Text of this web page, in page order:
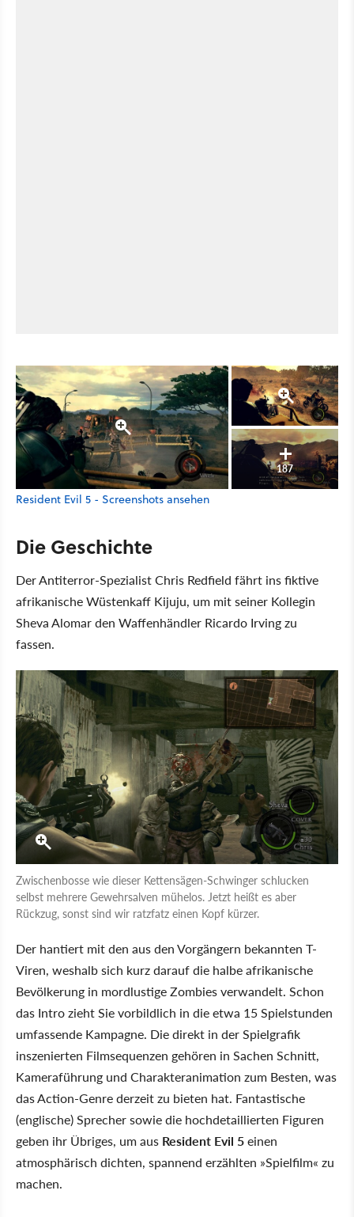
187
Resident Evil 5 - Screenshots ansehen
Die Geschichte
Der Antiterror-Spezialist Chris Redfield fährt ins fiktive
afrikanische Wüstenkaff Kijuju, um mit seiner Kollegin
Sheva Alomar den Waffenhändler Ricardo Irving zu
fassen.
Zwischenbosse wie dieser Kettensägen-Schwinger schlucken
selbst mehrere Gewehrsalven mühelos. Jetzt heißt es aber
Rückzug, sonst sind wir ratzfatz einen Kopf kürzer.
Der hantiert mit den aus den Vorgängern bekannten T-
Viren, weshalb sich kurz darauf die halbe afrikanische
Bevölkerung in mordlustige Zombies verwandelt. Schon
das Intro zieht Sie vorbildlich in die etwa 15 Spielstunden
umfassende Kampagne. Die direkt in der Spielgrafik
inszenierten Filmsequenzen gehören in Sachen Schnitt,
Kameraführung und Charakteranimation zum Besten, was
das Action-Genre derzeit zu bieten hat. Fantastische
(englische) Sprecher sowie die hochdetaillierten Figuren
geben ihr Übriges, um aus Resident Evil 5einen
atmosphärisch dichten, spannend erzählten »Spielfilm« zu
machen.